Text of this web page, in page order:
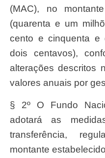
(MAC), no
(quarenta e um
cento e cinquenta e
dois centavos),
alterações descritos
valores anuais por
§ 2º O Fundo
adotará as
transferência,
montante